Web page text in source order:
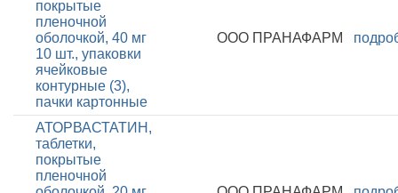
покрытые
пленочной
оболочкой, 40 мг
10 шт., упаковки
ячейковые
контурные (3),
пачки картонные
ООО ПРАНАФАРМ
АТОРВАСТАТИН,
таблетки,
покрытые
пленочной